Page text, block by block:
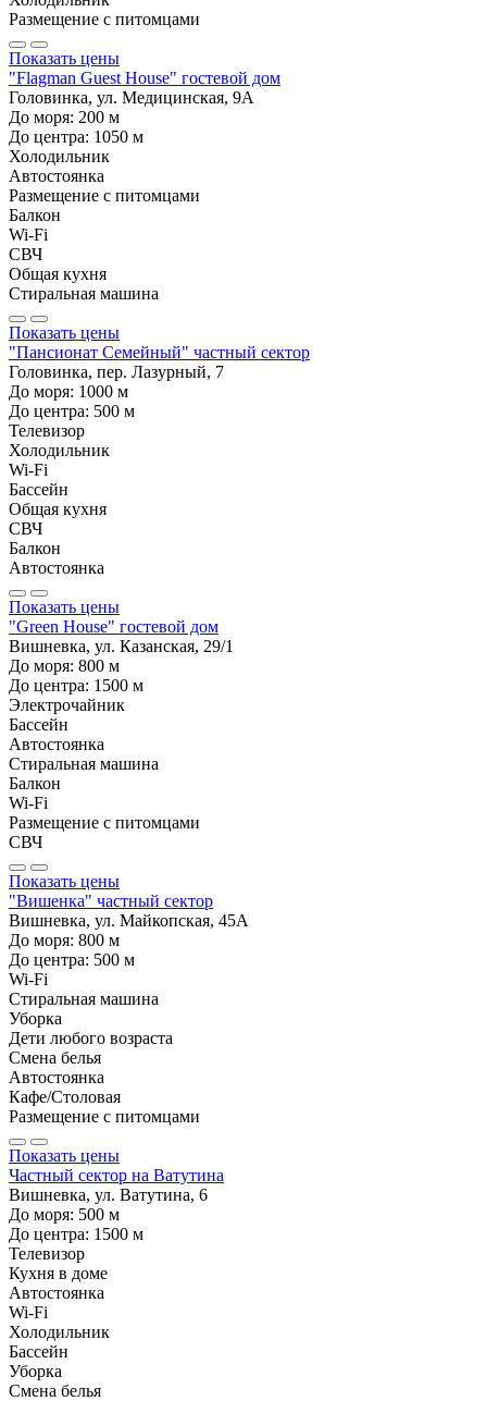
Размещение с питомцами
Показать цены
"Flagman Guest House" гостевой дом
Головинка, ул. Медицинская, 9А
До моря: 200 м
До центра: 1050 м
Холодильник
Автостоянка
Размещение с питомцами
Балкон
Wi-Fi
СВЧ
Общая кухня
Стиральная машина
Показать цены
"Пансионат Семейный" частный сектор
Головинка, пер. Лазурный, 7
До моря: 1000 м
До центра: 500 м
Телевизор
Холодильник
Wi-Fi
Бассейн
Общая кухня
СВЧ
Балкон
Автостоянка
Показать цены
"Green House" гостевой дом
Вишневка, ул. Казанская, 29/1
До моря: 800 м
До центра: 1500 м
Электрочайник
Бассейн
Автостоянка
Стиральная машина
Балкон
Wi-Fi
Размещение с питомцами
СВЧ
Показать цены
"Вишенка" частный сектор
Вишневка, ул. Майкопская, 45А
До моря: 800 м
До центра: 500 м
Wi-Fi
Стиральная машина
Уборка
Дети любого возраста
Смена белья
Автостоянка
Кафе/Столовая
Размещение с питомцами
Показать цены
Частный сектор на Ватутина
Вишневка, ул. Ватутина, 6
До моря: 500 м
До центра: 1500 м
Телевизор
Кухня в доме
Автостоянка
Wi-Fi
Холодильник
Бассейн
Уборка
Смена белья